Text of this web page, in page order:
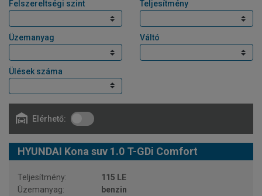
Felszereltségi szint Teljesítmény
Üzemanyag Váltó
Ülések száma
Elérhető:
HYUNDAI Kona suv 1.0 T-GDi Comfort
115 LE
benzin